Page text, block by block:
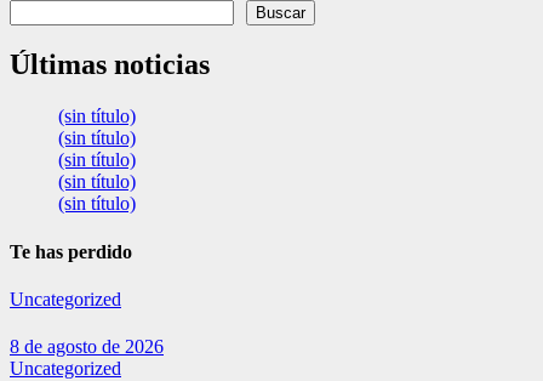
Buscar
Últimas noticias
(sin título)
(sin título)
(sin título)
(sin título)
(sin título)
Te has perdido
Uncategorized
8 de agosto de 2026
Uncategorized